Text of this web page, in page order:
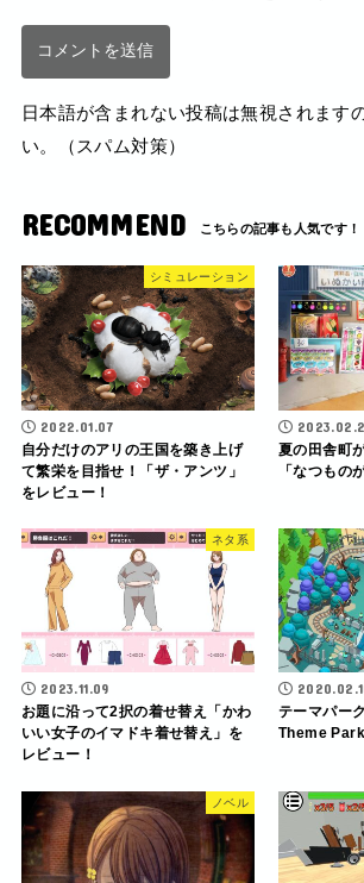
日本語が含まれない投稿は無視されます
い。（スパム対策）
RECOMMEND
シミュレーション
2022.01.07
自分だけのアリの王国を築き上げ
て繁栄を目指せ！「ザ・アンツ」
をレビュー！
夏の田舎町
「なつもの
ネタ系
2023.11.09
お題に沿って2択の着せ替え「かわ
いい女子のイマドキ着せ替え」を
レビュー！
テーマパー
Theme Park
ノベル